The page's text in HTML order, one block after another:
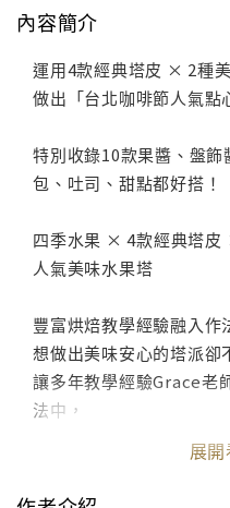
內容簡介
運用4款經典塔皮 × 2種
做出「台北咖啡節人氣點
特別收錄10款果醬、盤
包、吐司、甜點都好搭！
四季水果 × 4款經典塔皮
人氣美味水果塔
豐富烘焙教學經驗融入作
想做出美味安心的塔派卻
讓多年教學經驗Grace老
法中，
跟著做就能完成好吃又清
美味延伸的祕訣讓烘焙新
展